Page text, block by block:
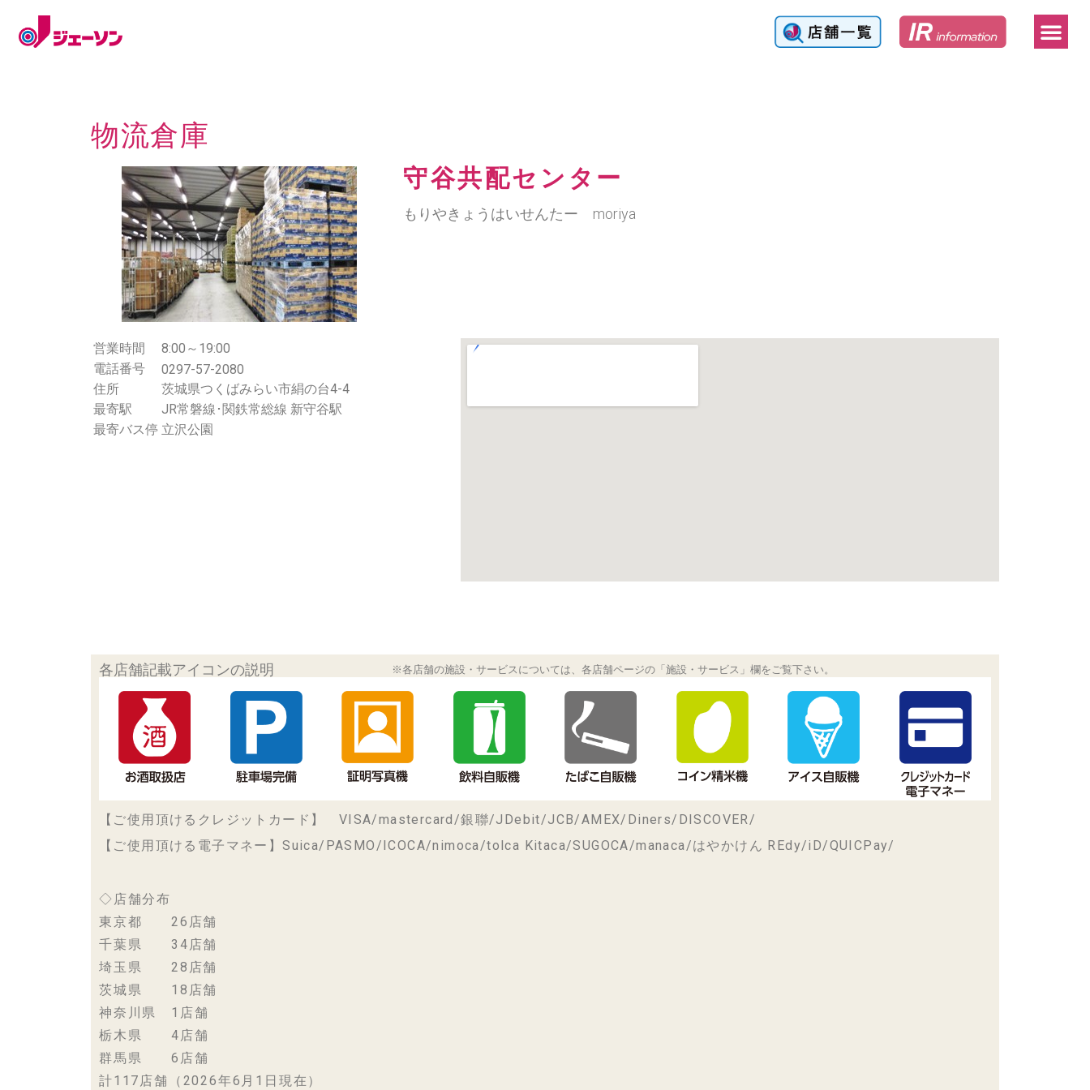
物流倉庫
守谷共配センター
もりやきょうはいせんたー moriya
営業時間
8:00～19:00
電話番号
0297-57-2080
住所
茨城県つくばみらい市絹の台4-4
最寄駅
JR常磐線･関鉄常総線 新守谷駅
最寄バス停 立沢公園
各店舗記載アイコンの説明 ※各店舗の施設・サービスについては、各店舗ページの「施設・サービス」欄をご覧下さい。
【ご使用頂けるクレジットカード】 VISA/mastercard/銀聯/JDebit/JCB/AMEX/Diners/DISCOVER/
【ご使用頂ける電子マネー】Suica/PASMO/ICOCA/nimoca/tolca Kitaca/SUGOCA/manaca/はやかけん REdy/iD/QUICPay/
◇店舗分布
東京都 26店舗
千葉県 34店舗
埼玉県 28店舗
茨城県 18店舗
神奈川県 1店舗
栃木県 4店舗
群馬県 6店舗
計117店舗（2026年6月1日現在）